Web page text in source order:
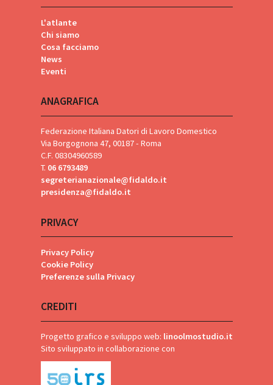
L'atlante
Chi siamo
Cosa facciamo
News
Eventi
ANAGRAFICA
Federazione Italiana Datori di Lavoro Domestico
Via Borgognona 47, 00187 - Roma
C.F. 08304960589
T. 06 6793489
segreterianazionale@fidaldo.it
presidenza@fidaldo.it
PRIVACY
Privacy Policy
Cookie Policy
Preferenze sulla Privacy
CREDITI
Progetto grafico e sviluppo web: linoolmostudio.it
Sito sviluppato in collaborazione con